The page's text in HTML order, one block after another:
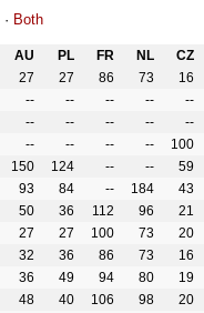
· Both
AU PL FR NL
CZ
27 27 86 73
16
-- -- -- --
--
-- -- -- --
--
-- -- -- --
100
150 124 -- --
59
93 84 -- 184
43
50 36 112 96
21
27 27 100 73
20
32 36 86 73
16
36 49 94 80
19
48 40 106 98
20